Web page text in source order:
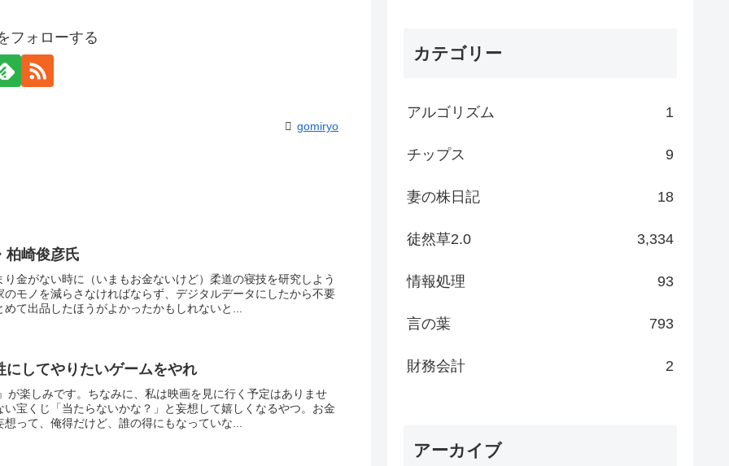
フォローする
gomiryo
柏崎俊彦氏
金がない時に（いまもお金ないけど）柔道の寝技を研究しよう
のモノを減らさなければならず、デジタルデータにしたから不要
て出品したほうがよかったかもしれないと...
にしてやりたいゲームをやれ
が楽しみです。ちなみに、私は映画を見に行く予定はありませ
宝くじ「当たらないかな？」と妄想して嬉しくなるやつ。お金
って、俺得だけど、誰の得にもなっていな...
カテゴリー
アルゴリズム 1
チップス 9
妻の株日記 18
徒然草2.0 3,334
情報処理 93
言の葉 793
財務会計 2
アーカイブ